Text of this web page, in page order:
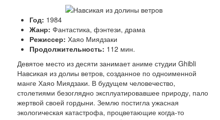
Год: 1984
Жанр: Фантастика, фэнтези, драма
Режиссер: Хаяо Миядзаки
Продолжительность: 112 мин.
Девятое место из десяти занимает аниме студии Ghibli
Навсикая из долиы ветров, созданное по одноименной
манге Хаяо Миядзаки. В будущем человечество,
столетиями безоглядно эксплуатировавшее природу, пало
жертвой своей гордыни. Землю постигла ужасная
экологическая катастрофа, процветающие когда-то